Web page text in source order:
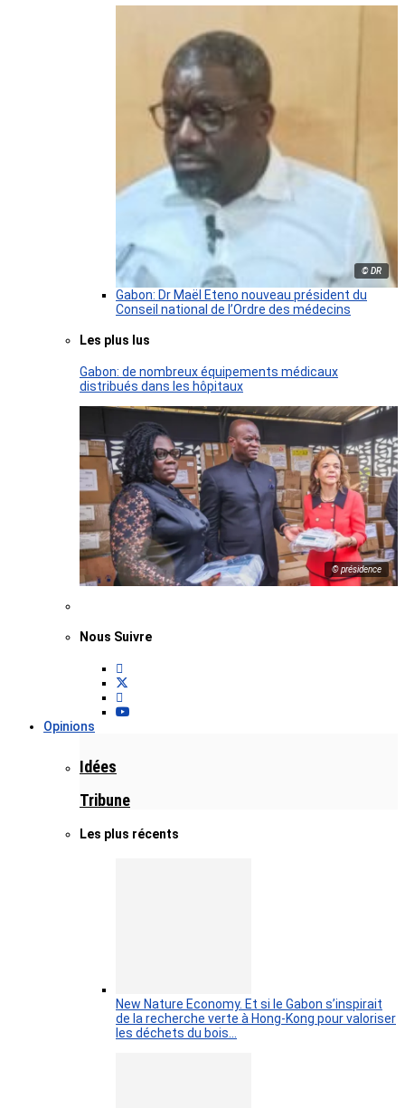
© DR
Gabon: Dr Maël Eteno nouveau président du
Conseil national de l’Ordre des médecins
Les plus lus
Gabon: de nombreux équipements médicaux
distribués dans les hôpitaux
© présidence
Nous Suivre
Opinions
Idées
Tribune
Les plus récents
New Nature Economy. Et si le Gabon s’inspirait
de la recherche verte à Hong-Kong pour valoriser
les déchets du bois…